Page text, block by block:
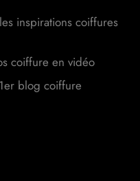
inspirations coiffures
coiffure en vidéo
blog coiffure